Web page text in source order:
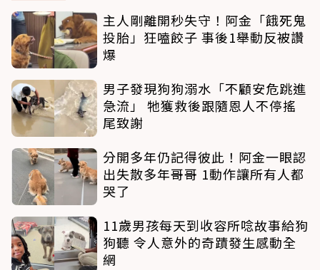
主人剛離開秒失守！阿金「餓死鬼
投胎」狂嗑餃子 事後1舉動反被讚
爆
男子發現狗狗溺水「不顧安危跳進
急流」 牠獲救後跟隨恩人不停搖
尾致謝
分開多年仍記得彼此！阿金一眼認
出失散多年哥哥 1動作讓所有人都
哭了
11歲男孩每天到收容所唸故事給狗
狗聽 令人意外的奇蹟發生感動全
網